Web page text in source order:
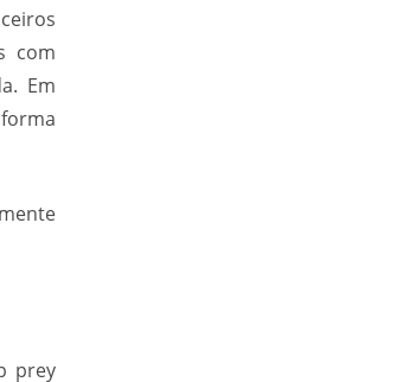
com
Em
prey